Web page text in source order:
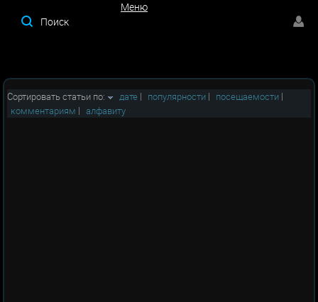
Меню
Сортировать статьи по: дате | популярности | посещаемости |
комментариям | алфавиту